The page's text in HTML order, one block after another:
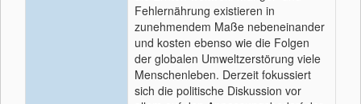
Fehlernährung existieren in
zunehmendem Maße nebeneinander
und kosten ebenso wie die Folgen
der globalen Umweltzerstörung viele
Menschenleben. Derzeit fokussiert
sich die politische Diskussion vor